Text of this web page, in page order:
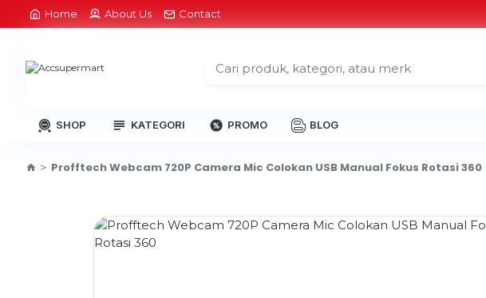
Home About Us Contact
SHOP KATEGORI PROMO BLOG
Profftech Webcam 720P Camera Mic Colokan USB Manual Fokus Rotasi 360